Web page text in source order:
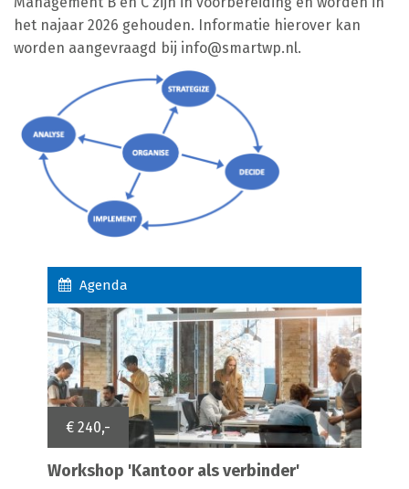
het najaar 2026 gehouden. Informatie hierover kan
worden aangevraagd bij info@smartwp.nl.
Agenda
€ 240,-
Workshop 'Kantoor als verbinder'